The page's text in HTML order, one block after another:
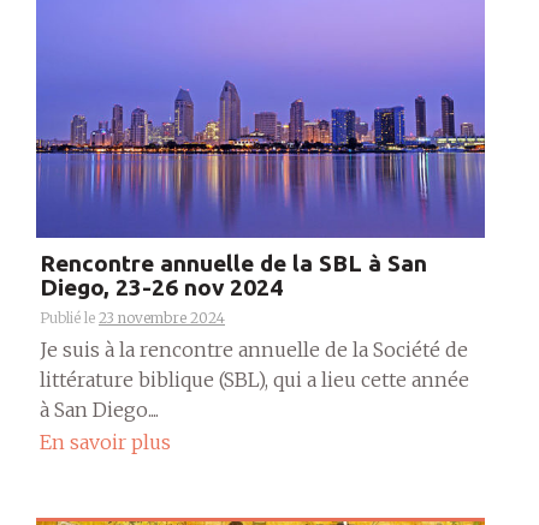
Rencontre annuelle de la SBL à San
Diego, 23-26 nov 2024
Publié le 23 novembre 2024
Je suis à la rencontre annuelle de la Société de
littérature biblique (SBL), qui a lieu cette année
à San Diego....
En savoir plus